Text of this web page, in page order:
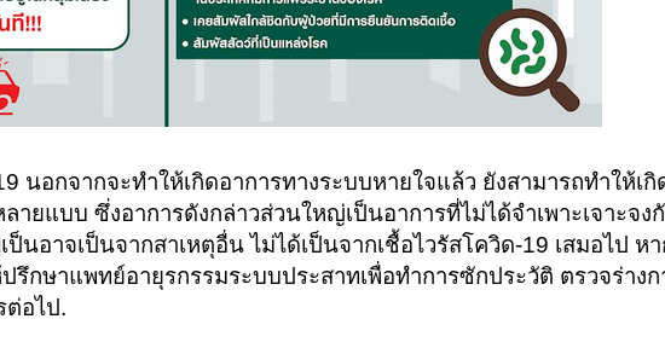
นอกจากจะทำให้เกิดอาการทางระบบหายใจแล้ว ยังสามารถทำให้เกิ
ายแบบ ซึ่งอาการดังกล่าวส่วนใหญ่เป็นอาการที่ไม่ได้จำเพาะเจาะจง
นอาจเป็นจากสาเหตุอื่น ไม่ได้เป็นจากเชื้อไวรัสโควิด-19 เสมอไป ห
รึกษาแพทย์อายุรกรรมระบบประสาทเพื่อทำการซักประวัติ ตรวจร่างก
ต่อไป.